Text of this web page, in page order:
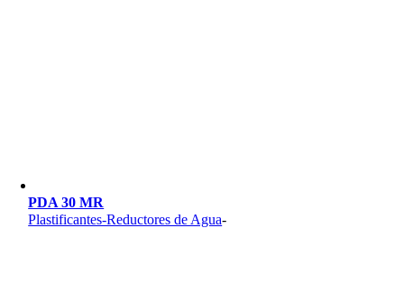
PDA 30 MR
Plastificantes-Reductores de Agua-